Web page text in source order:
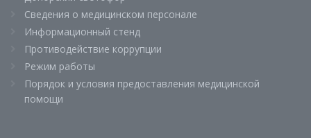
Сведения о медицинском персонале
Информационный стенд
Противодействие коррупции
Режим работы
Порядок и условия предоставления медицинской
помощи